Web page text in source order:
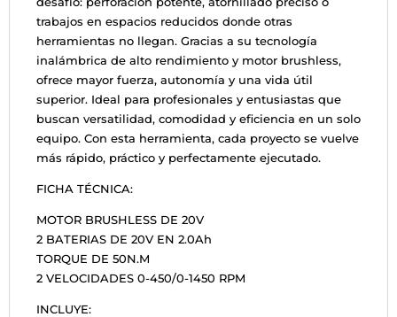
trabajos en espacios reducidos donde otras
herramientas no llegan. Gracias a su tecnología
inalámbrica de alto rendimiento y motor brushless,
ofrece mayor fuerza, autonomía y una vida útil
superior. Ideal para profesionales y entusiastas que
buscan versatilidad, comodidad y eficiencia en un solo
equipo. Con esta herramienta, cada proyecto se vuelve
más rápido, práctico y perfectamente ejecutado.
FICHA TÉCNICA:
MOTOR BRUSHLESS DE 20V
2 BATERIAS DE 20V EN 2.0Ah
TORQUE DE 50N.M
2 VELOCIDADES 0-450/0-1450 RPM
INCLUYE: